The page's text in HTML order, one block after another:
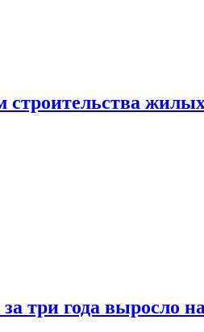
три года выросло